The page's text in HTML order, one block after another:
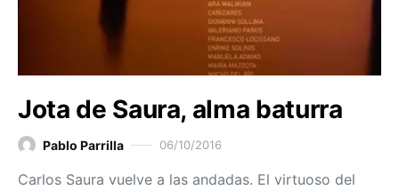
Jota de Saura, alma baturra
Pablo Parrilla 06/10/2016
Carlos Saura vuelve a las andadas. El virtuoso del